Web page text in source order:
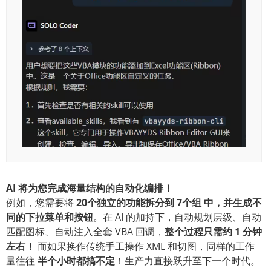
AI 将为您完成海量结构的自动化编排！
例如，您需要将20个独立的功能拆分到 7个组 中，并生成不
同的下拉菜单和按钮。在 AI 的加持下，自动规划层级、自动
匹配图标、自动注入全套 VBA 回调， 整个过程只需约 1 分钟
左右！ 而如果换作传统手工操作 XML 和切图，同样的工作
量往往 半个小时都搞不定 ！生产力直接跃升至下一个时代。